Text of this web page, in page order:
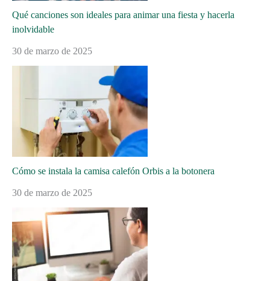
Qué canciones son ideales para animar una fiesta y hacerla
inolvidable
30 de marzo de 2025
Cómo se instala la camisa calefón Orbis a la botonera
30 de marzo de 2025